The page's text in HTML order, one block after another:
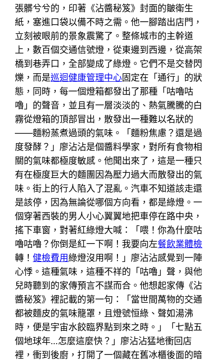
張髒兮兮的，印著《沾醬秘笈》封面的皺衛生
紙，塞進口袋以備不時之需。他一腳踏出店門，
立刻被眼前的景象震驚了。整條城市的主幹道
上，數百個交通信號燈，從東邊到西邊，從高架
橋到巷弄口，全部變成了綠燈。它們不是交替閃
爍，而是巡迴健康管理中心固定在「通行」的狀
態，同時，每一個燈箱都發出了那種「咕嚕咕
嚕」的聲音，並且有一層淡淡的、熱氣騰騰的白
霧從燈箱的頂部冒出，散發出一種難以名狀的
——麵粉蒸煮過頭的氣味。「麵粉焦慮？還是過
度發酵？」廖沾沾是個醬料學家，對所有食物相
關的氣味都極度敏感。他聞出來了，這是一種只
有在極度巨大的麵團因為壓力過大而散發出的氣
味。街上的行人陷入了混亂。汽車不知道該走還
是該停，因為無論從哪個方向看，都是綠燈。一
個穿著西裝的男人小心翼翼地把車停在路中央，
搖下車窗，對著紅綠燈大喊：「喂！你為什麼咕
嚕咕嚕？你倒是紅一下啊！我要向左餐飲業體檢
轉！健檢費用綠燈沒用啊！」廖沾沾感覺到一陣
心悸。這種氣味，這種不祥的「咕嚕」聲，與他
兒時聽到的家傳預言不謀而合。他想起家傳《沾
醬秘笈》裡記載的第一句：「當世間萬物的交通
都被麵皮的氣味籠罩，且燈號恒綠、聲如湯沸
時，便是宇宙水餃臨界點到來之時。」「七點五
個地球年…怎麼這麼快？」廖沾沾猛地衝回店
裡，衝到後廚，打開了一個藏在舊冰櫃後面的暗